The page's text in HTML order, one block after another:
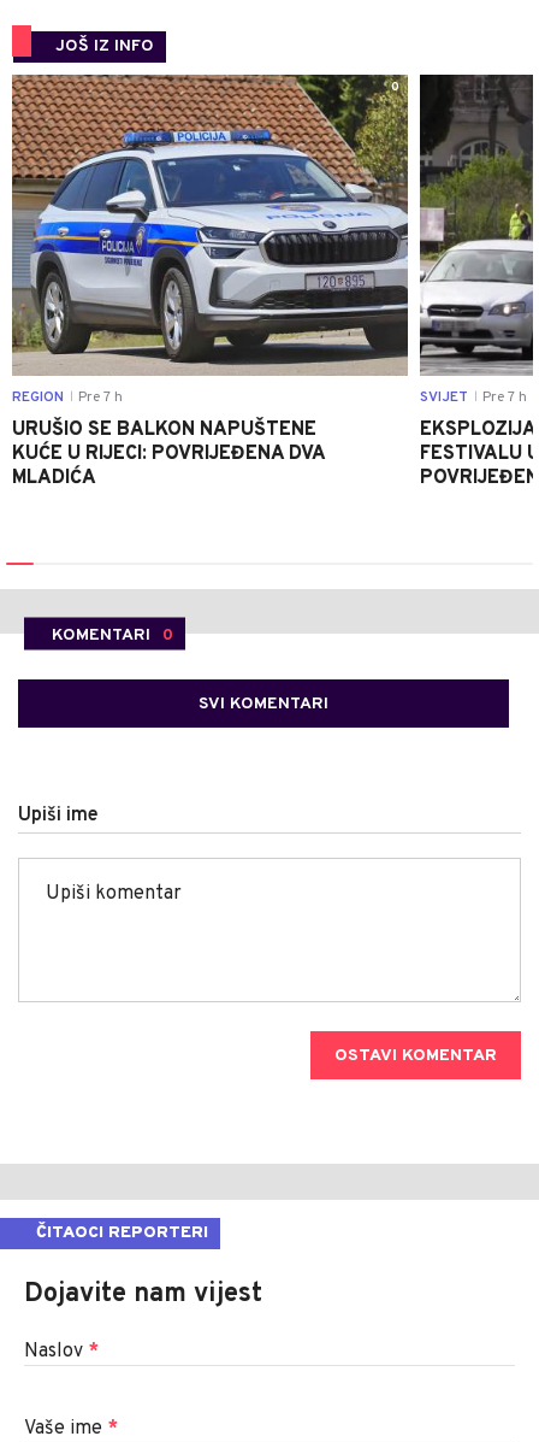
JOŠ IZ INFO
0
REGION Pre 7 h
URUŠIO SE BALKON NAPUŠTENE
KUĆE U RIJECI: POVRIJEĐENA DVA
MLADIĆA
SVIJET Pre 7 h
FESTIVALU
KOMENTARI 0
SVI KOMENTARI
Upiši ime
OSTAVI KOMENTAR
ČITAOCI REPORTERI
Dojavite nam vijest
Naslov *
Vaše ime *